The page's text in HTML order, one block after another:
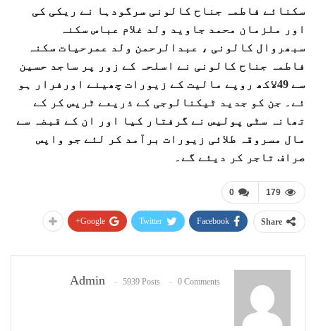
سکنائے فاطمہ جناح کالونی سرگودہا نے ریکی کی
اور ملزمان محمد جاوید ولد غلام عباس سکنہ
سبھروال کالونی ، عبدالرحمن ولد عمرحیات سکنہ
فاطمہ جناح کالونی نے اسلحہ کے زور پر ساجد حسین
سے 49لاکھ روپے مالیت کے زیورات چھینے اورفرار ہو
ئے۔ جن کو جدید ٹیکنالوجی کے ذریعے ٹریس کر کے
تھانہ سٹی پولیس نے گرفتار کیا اور ان کے قبضہ سے
مال مسروقہ طلائی زیورات برآمد کر لئے جو واپس
صراف تاجر کر دیئے گے۔
0 179
Share
Facebook
Twitter
Google+
Admin 5939 Posts 0 Comments